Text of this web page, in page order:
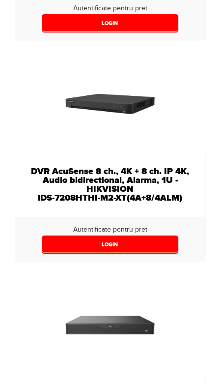
Autentificate pentru pret
LOGIN
DVR AcuSense 8 ch., 4K + 8 ch. IP 4K,
Audio bidirectional, Alarma, 1U -
HIKVISION
iDS-7208HTHI-M2-XT(4A+8/4ALM)
Autentificate pentru pret
LOGIN